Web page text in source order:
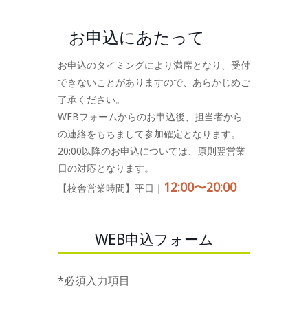
お申込にあたって
お申込のタイミングにより満席となり、受付
できないことがありますので、あらかじめご
了承ください。
WEBフォームからのお申込後、担当者から
の連絡をもちまして参加確定となります。
20:00以降のお申込については、原則翌営業
日の対応となります。
【校舎営業時間】平日｜ 12:00〜20:00
WEB申込フォーム
*必須入力項目